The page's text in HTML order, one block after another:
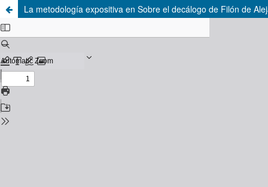
La metodología expositiva en Sobre el decálogo de Filón de